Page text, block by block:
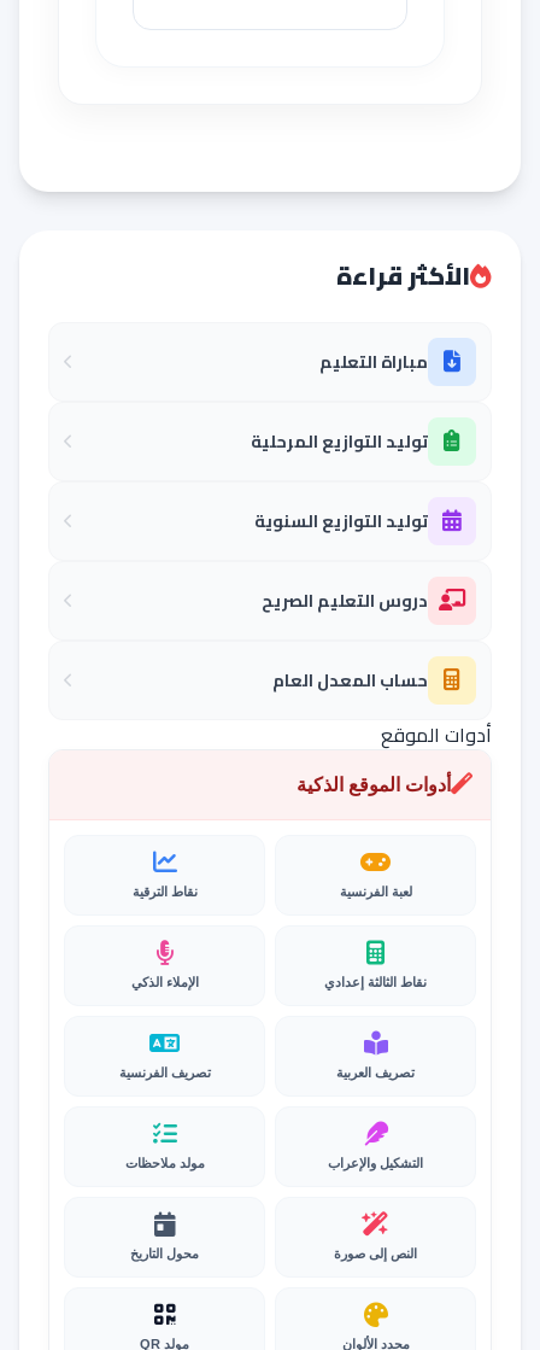
الأكثر قراءة
مباراة التعليم
توليد التوازيع المرحلية
توليد التوازيع السنوية
دروس التعليم الصريح
حساب المعدل العام
أدوات الموقع
أدوات الموقع الذكية
لعبة الفرنسية نقاط الترقية
نقاط الثالثة إعدادي الإملاء الذكي
تصريف العربية تصريف الفرنسية
التشكيل والإعراب مولد ملاحظات
النص إلى صورة محول التاريخ
محدد الألوان مولد QR